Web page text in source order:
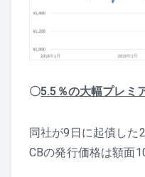
〇5.5％の大幅プレミ
同社が9日に起債した
CBの発行価格は額面